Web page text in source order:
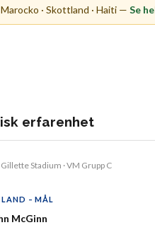
Marocko · Skottland · Haiti — Se
erfarenhet
Stadium · VM Grupp C
– MÅL
McGinn